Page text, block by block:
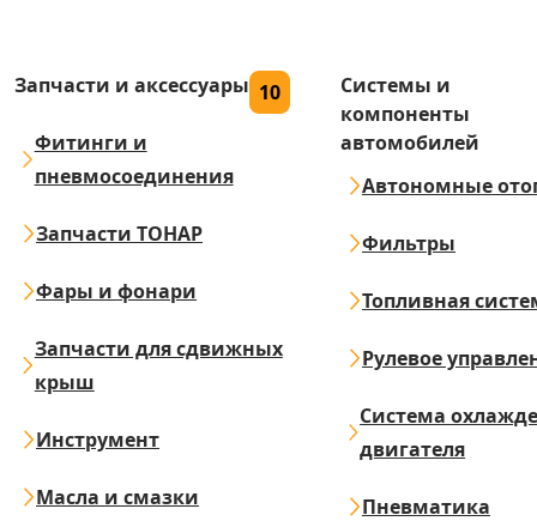
Запчасти и аксессуары 10
Фитинги и
пневмосоединения
Запчасти ТОНАР
Фары и фонари
Запчасти для сдвижных
крыш
Инструмент
Масла и смазки
Системы и
компоненты
автомобилей
Автономные
Фильтры
Топливная
Рулевое
Система
двигателя
Пневматика